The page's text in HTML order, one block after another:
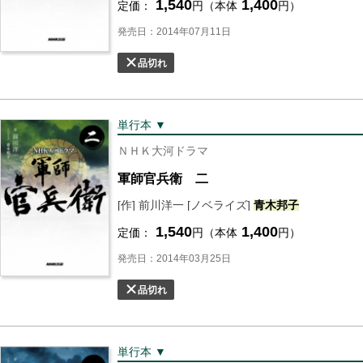
定価： 1,540円（本体 1,400円）
発売日：2014年07月11日
品切れ
単行本 ▼
ＮＨＫ大河ドラマ
軍師官兵衛 二
[作] 前川洋一 [ノベライズ] 青木邦子
定価： 1,540円（本体 1,400円）
発売日：2014年03月25日
品切れ
単行本 ▼